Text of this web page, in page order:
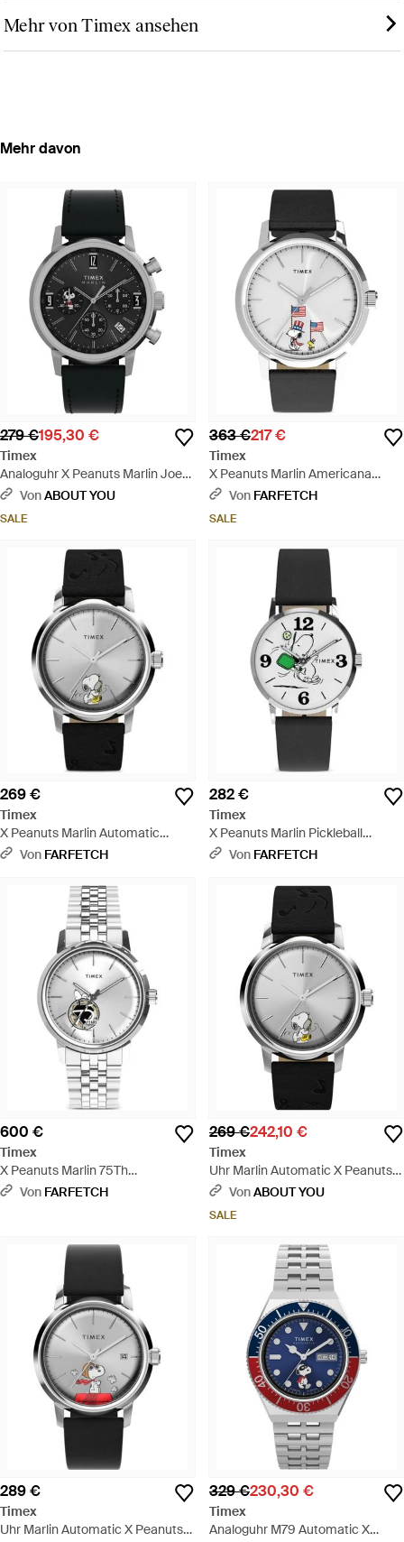
Mehr von Timex ansehen
Mehr davon
279 €195,30 €
Timex
Analoguhr X Peanuts Marlin Joe
Cool - Schwarz
VonABOUT YOU
SALE
363 €217 €
Timex
X Peanuts Marlin Americana
Armbanduhr 40Mm - Grau
Von FARFETCH
SALE
269 €
Timex
X Peanuts Marlin Automatic
Saxophone 40Mm - Schwarz
Von FARFETCH
282 €
Timex
X Peanuts Marlin Pickleball
Armbanduhr 38Mm - Weiß
Von FARFETCH
600 €
Timex
X Peanuts Marlin 75Th
Anniversary Armbanduhr 40Mm -
Von FARFETCH
269 €242,10 €
Timex
Uhr Marlin Automatic X Peanuts
Saxophonist - Grau
VonABOUT YOU
SALE
289 €
Timex
Uhr Marlin Automatic X Peanuts
329 €230,30 €
Timex
Analoguhr M79 Automatic X